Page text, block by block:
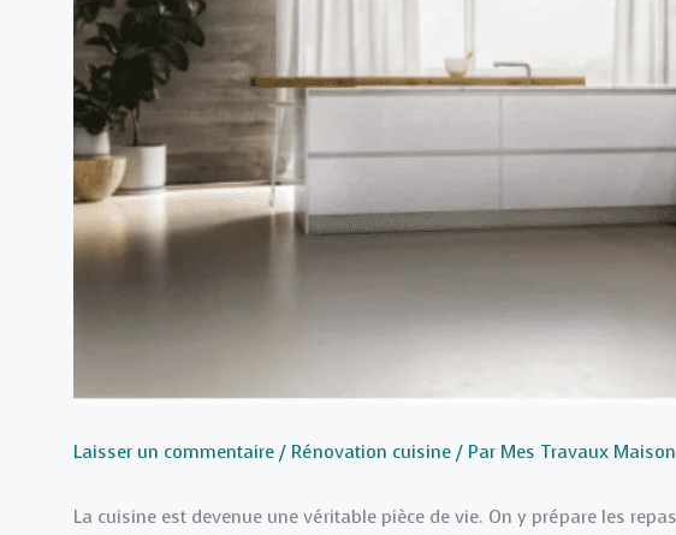
Laisser un commentaire / Rénovation cuisine / Par Mes Travaux Maison
La cuisine est devenue une véritable pièce de vie. On y prépare les